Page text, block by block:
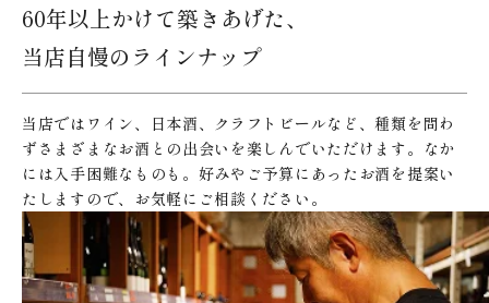
60年以上かけて築きあげた、
当店自慢のラインナップ
当店ではワイン、日本酒、クラフトビールなど、種類を問わ
ずさまざまなお酒との出会いを楽しんでいただけます。なか
には入手困難なものも。好みやご予算にあったお酒を提案い
たしますので、お気軽にご相談ください。